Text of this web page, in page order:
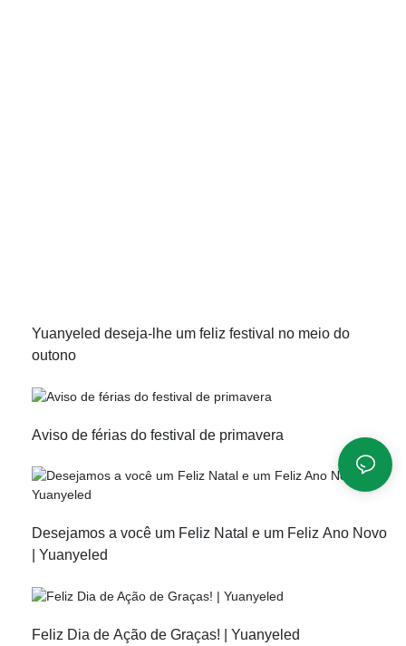
Yuanyeled deseja-lhe um feliz festival no meio do
outono
Aviso de férias do festival de primavera
Desejamos a você um Feliz Natal e um Feliz Ano Novo
| Yuanyeled
Feliz Dia de Ação de Graças! | Yuanyeled